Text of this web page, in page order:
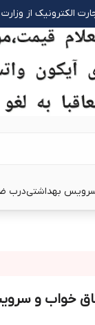
الکترونیک از
بهداشتیدرب
خواب و سرویس